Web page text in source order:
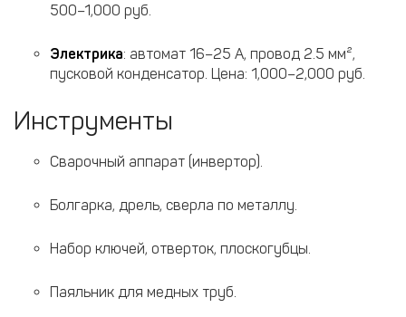
500–1,000 руб.
Электрика: автомат 16–25 А, провод 2.5 мм²,
пусковой конденсатор. Цена: 1,000–2,000 руб.
Инструменты
Сварочный аппарат (инвертор).
Болгарка, дрель, сверла по металлу.
Набор ключей, отверток, плоскогубцы.
Паяльник для медных труб.